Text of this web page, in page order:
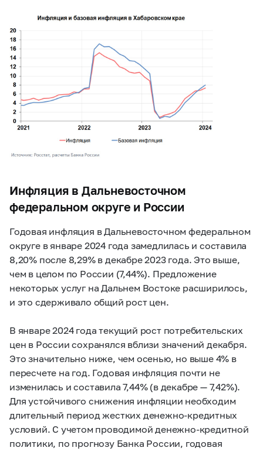
Инфляция в Дальневосточном
федеральном округе и России
Годовая инфляция в Дальневосточном федеральном
округе в январе 2024 года замедлилась и составила
8,20% после 8,29% в декабре 2023 года. Это выше,
чем в целом по России (7,44%). Предложение
некоторых услуг на Дальнем Востоке расширилось,
и это сдерживало общий рост цен.
В январе 2024 года текущий рост потребительских
цен в России сохранялся вблизи значений декабря.
Это значительно ниже, чем осенью, но выше 4% в
пересчете на год. Годовая инфляция почти не
изменилась и составила 7,44% (в декабре — 7,42%).
Для устойчивого снижения инфляции необходим
длительный период жестких денежно-кредитных
условий. С учетом проводимой денежно-кредитной
политики, по прогнозу Банка России, годовая